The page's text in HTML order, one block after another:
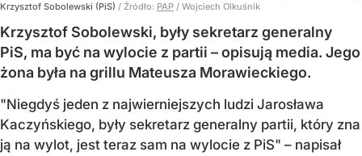
Krzysztof Sobolewski (PiS) / Źródło: PAP / Wojciech Olkuśnik
Krzysztof Sobolewski, były sekretarz generalny
PiS, ma być na wylocie z partii – opisują media. Jego
żona była na grillu Mateusza Morawieckiego.
"Niegdyś jeden z najwierniejszych ludzi Jarosława
Kaczyńskiego, były sekretarz generalny partii, który zna
ją na wylot, jest teraz sam na wylocie z PiS" – napisał